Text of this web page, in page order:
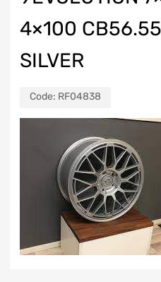
4×100 CB56.55
SILVER
Code: RF04838